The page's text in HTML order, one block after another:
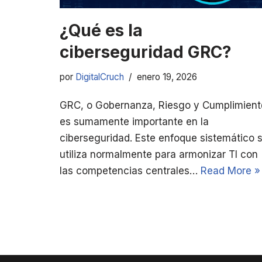
¿Qué es la
ciberseguridad GRC?
por DigitalCruch enero 19, 2026
GRC, o Gobernanza, Riesgo y
es sumamente importante en la
ciberseguridad. Este enfoque sistemático
utiliza normalmente para armonizar TI con
las competencias centrales… Read More »